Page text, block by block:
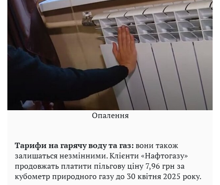
Опалення
Тарифи на гарячу воду та газ:вони також
залишаться незмінними. Клієнти «Нафтогазу»
продовжать платити пільгову ціну 7,96 грн за
кубометр природного газу до 30 квітня 2025 року.